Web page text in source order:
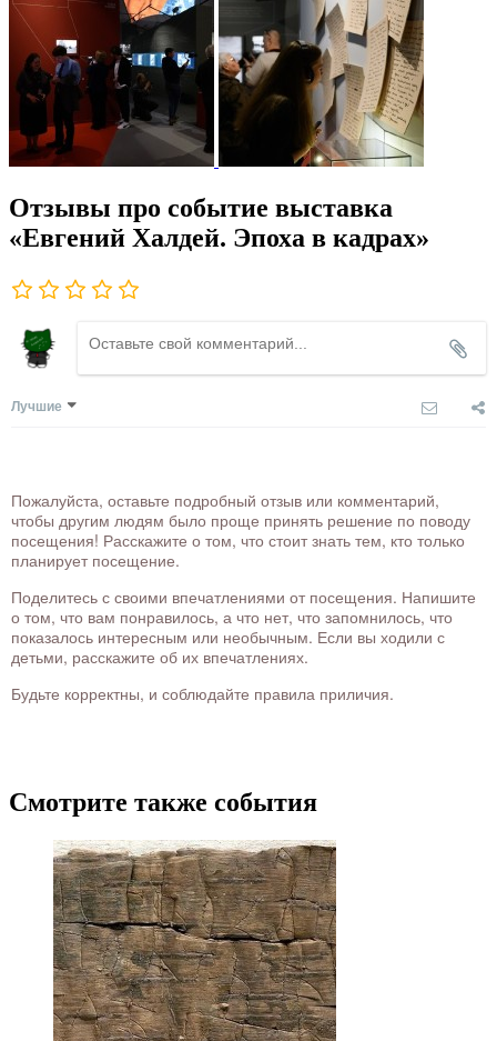
Отзывы про событие выставка
«Евгений Халдей. Эпоха в кадрах»
Лучшие
Пожалуйста, оставьте подробный отзыв или комментарий,
чтобы другим людям было проще принять решение по поводу
посещения! Расскажите о том, что стоит знать тем, кто только
планирует посещение.
Поделитесь с своими впечатлениями от посещения. Напишите
о том, что вам понравилось, а что нет, что запомнилось, что
показалось интересным или необычным. Если вы ходили с
детьми, расскажите об их впечатлениях.
Будьте корректны, и соблюдайте правила приличия.
Смотрите также события